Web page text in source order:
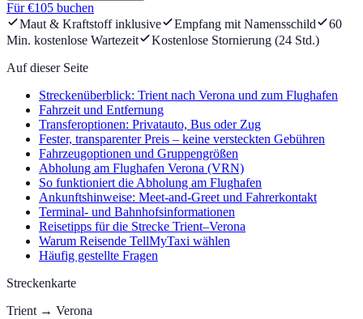
Für €105 buchen
Maut & Kraftstoff inklusive
Empfang mit Namensschild
60
Min. kostenlose Wartezeit
Kostenlose Stornierung (24 Std.)
Auf dieser Seite
Streckenüberblick: Trient nach Verona und zum Flughafen
Fahrzeit und Entfernung
Transferoptionen: Privatauto, Bus oder Zug
Fester, transparenter Preis – keine versteckten Gebühren
Fahrzeugoptionen und Gruppengrößen
Abholung am Flughafen Verona (VRN)
So funktioniert die Abholung am Flughafen
Ankunftshinweise: Meet-and-Greet und Fahrerkontakt
Terminal- und Bahnhofsinformationen
Reisetipps für die Strecke Trient–Verona
Warum Reisende TellMyTaxi wählen
Häufig gestellte Fragen
Streckenkarte
Trient → Verona